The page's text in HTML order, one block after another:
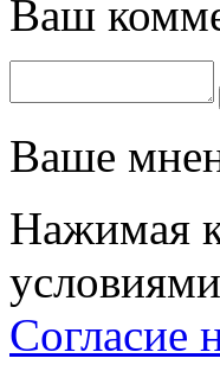
Ваш
Ваше
Нажимая
условиями
Согласие